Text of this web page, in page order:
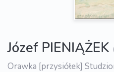
Józef PIENIĄŻEK
Orawka [przysiółek]